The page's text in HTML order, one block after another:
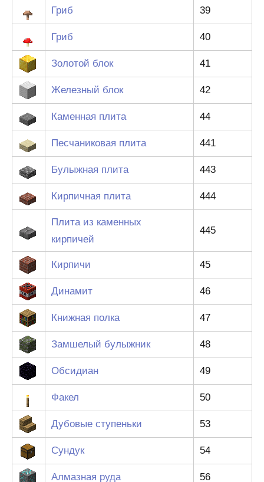
Гриб 39
Гриб 40
Золотой блок 41
Железный блок 42
Каменная плита 44
Песчаниковая плита 441
Булыжная плита 443
Кирпичная плита 444
Плита из каменных
кирпичей
445
Кирпичи 45
Динамит 46
Книжная полка 47
Замшелый булыжник 48
Обсидиан 49
Факел 50
Дубовые ступеньки 53
Сундук 54
Алмазная руда 56